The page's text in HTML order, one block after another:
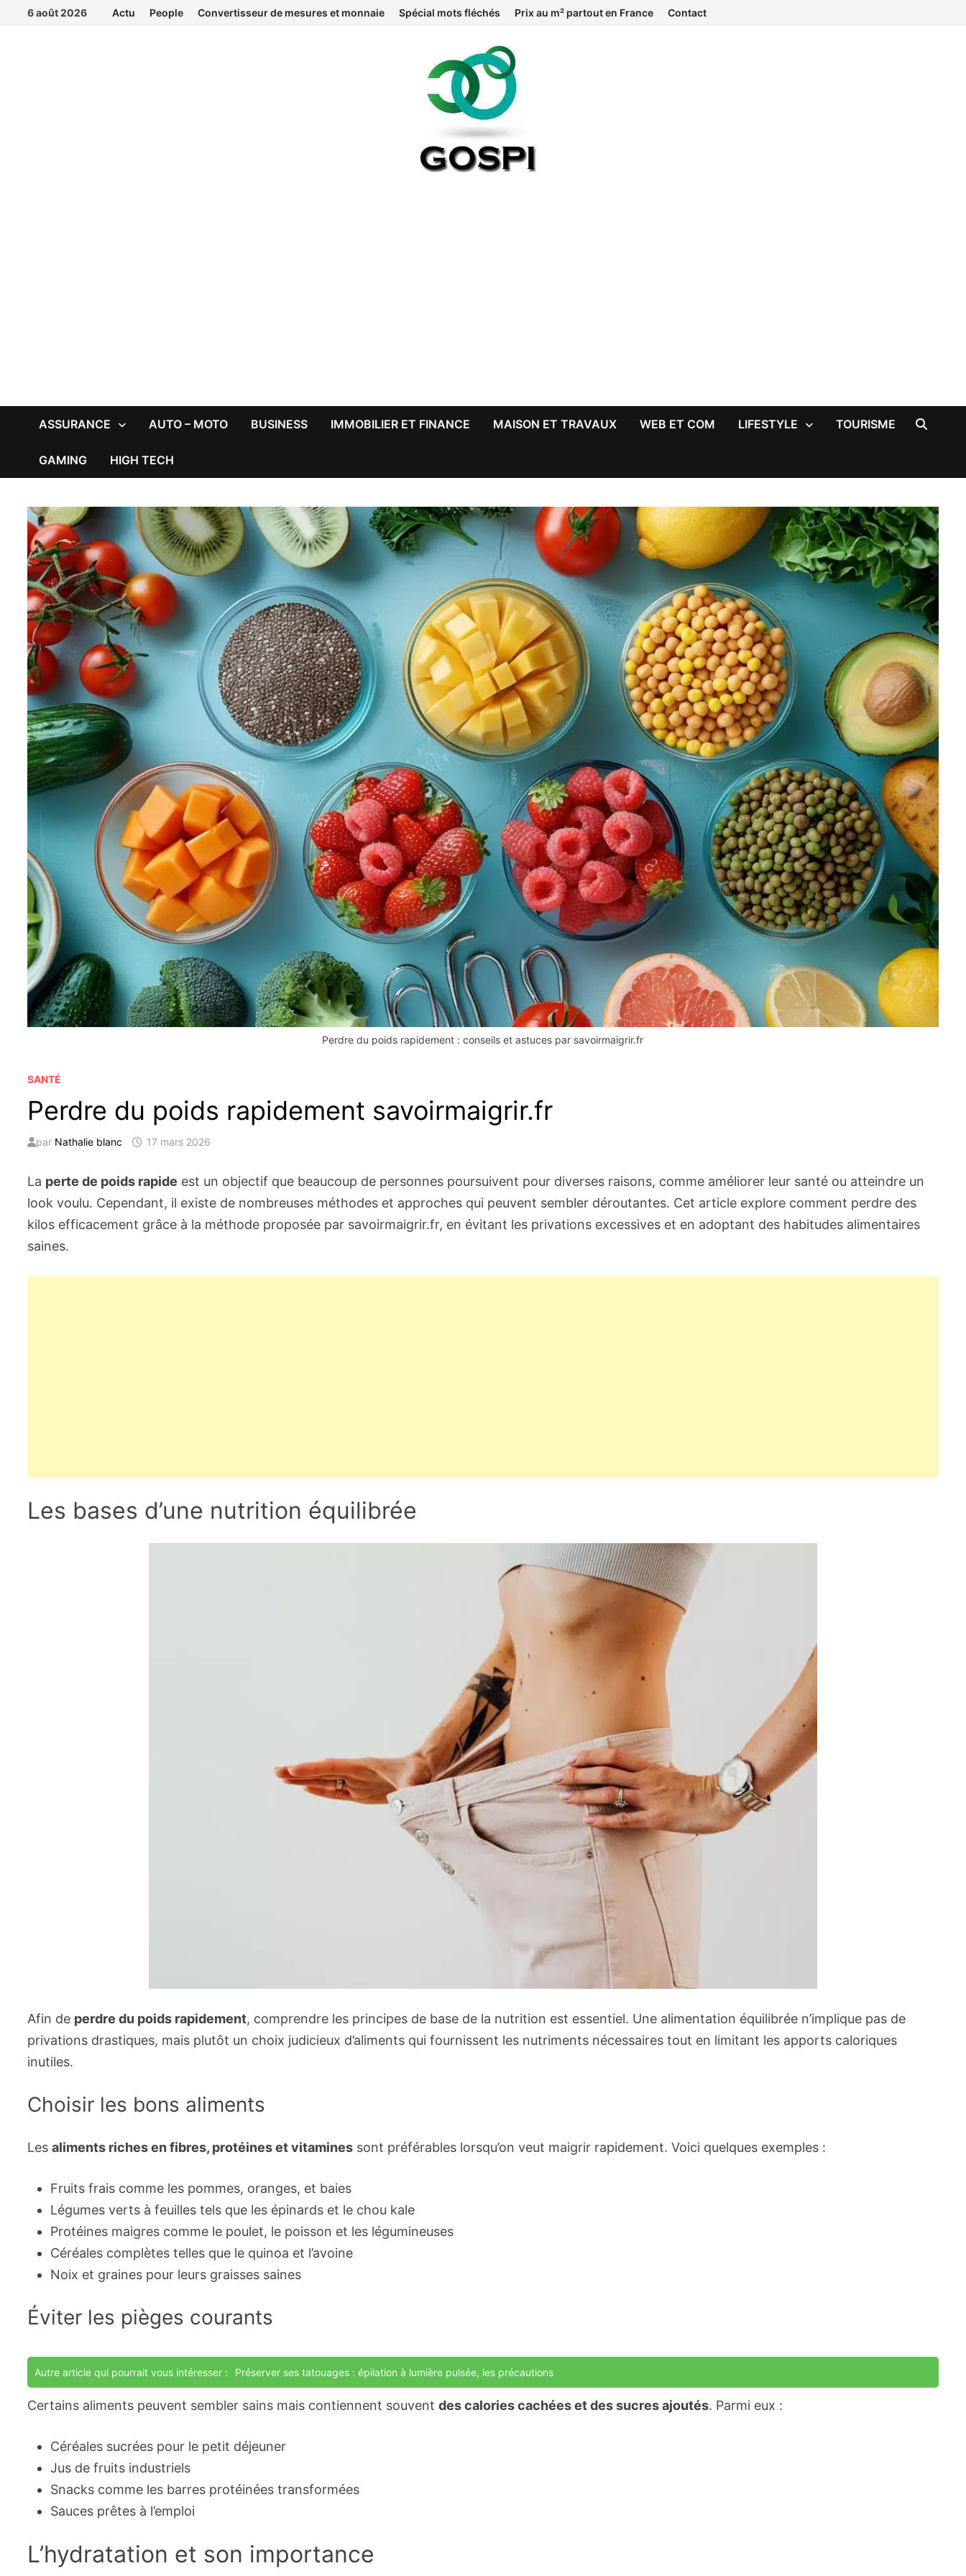
Passer6 août 2026 Actu People Convertisseur de mesures et monnaie Spécial mots fléchés Prix au m² partout en France Contact
ASSURANCE AUTO – MOTO BUSINESS IMMOBILIER ET FINANCE MAISON ET TRAVAUX WEB ET COM LIFESTYLE TOURISME
GAMING HIGH TECH
Perdre du poids rapidement : conseils et astuces par savoirmaigrir.fr
SANTÉ
Perdre du poids rapidement savoirmaigrir.fr
par Nathalie blanc 17 mars 2026
La perte de poids rapide est un objectif que beaucoup de personnes poursuivent pour diverses raisons, comme améliorer leur santé ou atteindre un
look voulu. Cependant, il existe de nombreuses méthodes et approches qui peuvent sembler déroutantes. Cet article explore comment perdre des
kilos efficacement grâce à la méthode proposée par savoirmaigrir.fr, en évitant les privations excessives et en adoptant des habitudes alimentaires
saines.
Les bases d’une nutrition équilibrée
Afin de perdre du poids rapidement, comprendre les principes de base de la nutrition est essentiel. Une alimentation équilibrée n’implique pas de
privations drastiques, mais plutôt un choix judicieux d’aliments qui fournissent les nutriments nécessaires tout en limitant les apports caloriques
inutiles.
Choisir les bons aliments
Lesaliments riches en fibres, protéines et vitamines sont préférables lorsqu’on veut maigrir rapidement. Voici quelques exemples :
Fruits frais comme les pommes, oranges, et baies
Légumes verts à feuilles tels que les épinards et le chou kale
Protéines maigres comme le poulet, le poisson et les légumineuses
Céréales complètes telles que le quinoa et l’avoine
Noix et graines pour leurs graisses saines
Éviter les pièges courants
Autre article qui pourrait vous intéresser : Préserver ses tatouages : épilation à lumière pulsée, les précautions
Certains aliments peuvent sembler sains mais contiennent souventdes calories cachées et des sucres ajoutés. Parmi eux :
Céréales sucrées pour le petit déjeuner
Jus de fruits industriels
Snacks comme les barres protéinées transformées
Sauces prêtes à l’emploi
L’hydratation et son importance